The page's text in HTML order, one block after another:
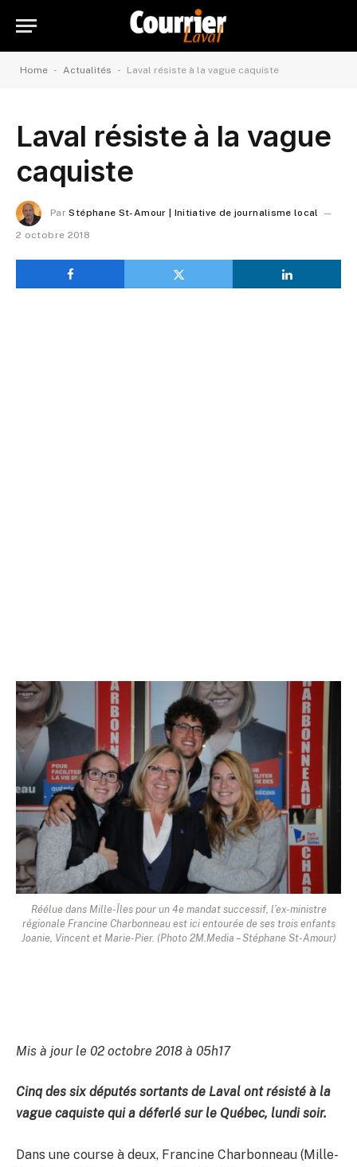
Home - Actualités - Laval résiste à la vague caquiste
Laval résiste à la vague
caquiste
Par Stéphane St-Amour | Initiative de journalisme local
2 octobre 2018
Réélue dans Mille-Îles pour un 4e mandat successif, l’ex-ministre
régionale Francine Charbonneau est ici entourée de ses trois enfants
Joanie, Vincent et Marie-Pier. (Photo 2M.Media – Stéphane St-Amour)
Mis à jour le 02 octobre 2018 à 05h17
Cinq des six députés sortants de Laval ont résisté à la
vague caquiste qui a déferlé sur le Québec, lundi soir.
Dans une course à deux, Francine Charbonneau (Mille-